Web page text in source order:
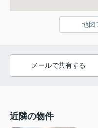
地図
メールで共有する
近隣の物件